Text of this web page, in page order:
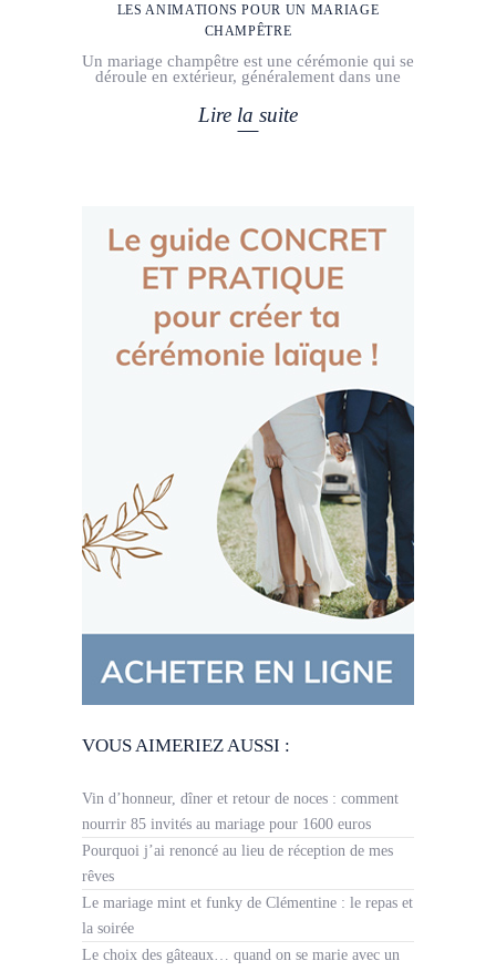
LES ANIMATIONS POUR UN MARIAGE
CHAMPÊTRE
Un mariage champêtre est une cérémonie qui se
déroule en extérieur, généralement dans une
Lire la suite
VOUS AIMERIEZ AUSSI :
Vin d’honneur, dîner et retour de noces : comment
nourrir 85 invités au mariage pour 1600 euros
Pourquoi j’ai renoncé au lieu de réception de mes
rêves
Le mariage mint et funky de Clémentine : le repas et
la soirée
Le choix des gâteaux… quand on se marie avec un